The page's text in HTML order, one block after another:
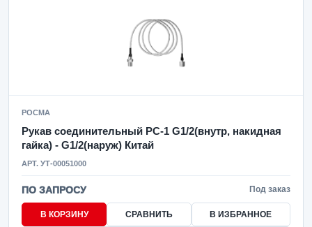
РОСМА
Рукав соединительный РС-1 G1/2(внутр, накидная
гайка) - G1/2(наруж) Китай
АРТ. УТ-00051000
ПО ЗАПРОСУ Под заказ
В КОРЗИНУ СРАВНИТЬ В ИЗБРАННОЕ